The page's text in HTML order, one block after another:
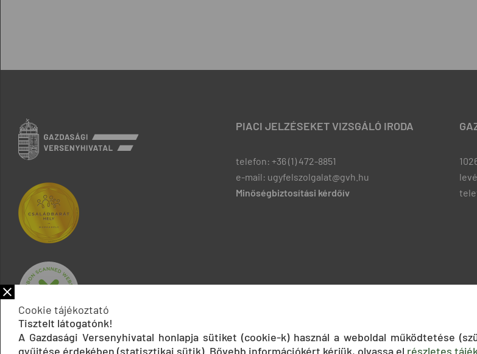
PIACI JELZÉSEKET VIZSGÁLÓ IRODA
telefon: +36 (1) 472-8851
e-mail: ugyfelszolgalat@gvh.hu
Minőségbiztosítási kérdőív
Cookie tájékoztató
Tisztelt látogatónk!
A Gazdasági Versenyhivatal honlapja sütiket (cookie-k) használ a weboldal működtetése
gyűjtése érdekében (statisztikai sütik). Bővebb információkért kérjük, olvassa el részletes